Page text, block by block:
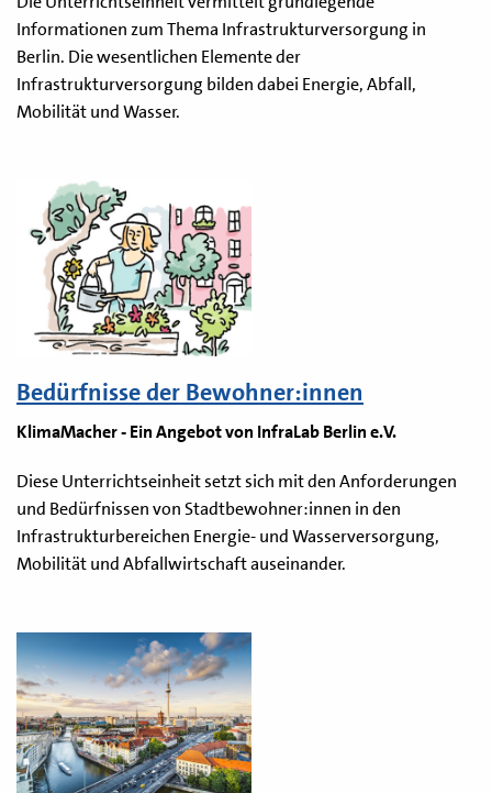
Informationen zum Thema Infrastrukturversorgung in
Berlin. Die wesentlichen Elemente der
Infrastrukturversorgung bilden dabei Energie, Abfall,
Mobilität und Wasser.
Bedürfnisse der Bewohner:innen
KlimaMacher - Ein Angebot von InfraLab Berlin e.V.
Diese Unterrichtseinheit setzt sich mit den Anforderungen
und Bedürfnissen von Stadtbewohner:innen in den
Infrastrukturbereichen Energie- und Wasserversorgung,
Mobilität und Abfallwirtschaft auseinander.